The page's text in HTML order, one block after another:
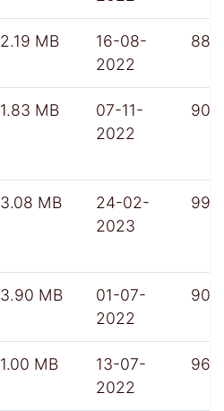
2.19 MB
16-08-
2022
882
1.83 MB
07-11-
2022
904
3.08 MB
24-02-
2023
991
3.90 MB
01-07-
2022
909
1.00 MB
13-07-
2022
962